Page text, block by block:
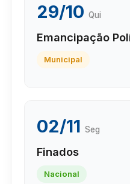
29/10 Qui
Emancipação
Municipal
02/11 Seg
Finados
Nacional